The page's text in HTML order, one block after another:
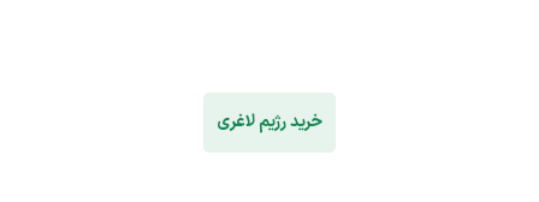
خرید رژیم لاغری